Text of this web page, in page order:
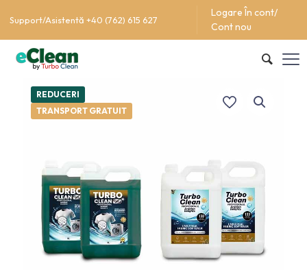
Support/Asistentă +40 (762) 615 627
Logare În cont/
Cont nou
REDUCERI
TRANSPORT GRATUIT